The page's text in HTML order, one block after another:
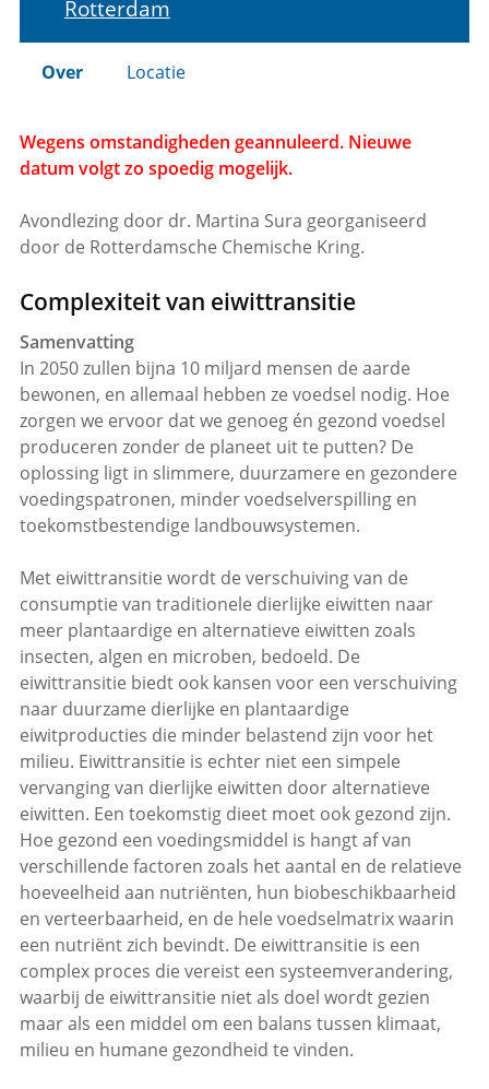
Rotterdam
Over Locatie
Wegens omstandigheden geannuleerd. Nieuwe
datum volgt zo spoedig mogelijk.
Avondlezing door dr. Martina Sura georganiseerd
door de Rotterdamsche Chemische Kring.
Complexiteit van eiwittransitie
Samenvatting
In 2050 zullen bijna 10 miljard mensen de aarde
bewonen, en allemaal hebben ze voedsel nodig. Hoe
zorgen we ervoor dat we genoeg én gezond voedsel
produceren zonder de planeet uit te putten? De
oplossing ligt in slimmere, duurzamere en gezondere
voedingspatronen, minder voedselverspilling en
toekomstbestendige landbouwsystemen.
Met eiwittransitie wordt de verschuiving van de
consumptie van traditionele dierlijke eiwitten naar
meer plantaardige en alternatieve eiwitten zoals
insecten, algen en microben, bedoeld. De
eiwittransitie biedt ook kansen voor een verschuiving
naar duurzame dierlijke en plantaardige
eiwitproducties die minder belastend zijn voor het
milieu. Eiwittransitie is echter niet een simpele
vervanging van dierlijke eiwitten door alternatieve
eiwitten. Een toekomstig dieet moet ook gezond zijn.
Hoe gezond een voedingsmiddel is hangt af van
verschillende factoren zoals het aantal en de relatieve
hoeveelheid aan nutriënten, hun biobeschikbaarheid
en verteerbaarheid, en de hele voedselmatrix waarin
een nutriënt zich bevindt. De eiwittransitie is een
complex proces die vereist een systeemverandering,
waarbij de eiwittransitie niet als doel wordt gezien
maar als een middel om een balans tussen klimaat,
milieu en humane gezondheid te vinden.